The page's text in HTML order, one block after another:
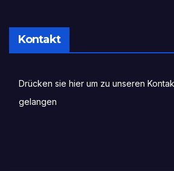
Kontakt
Drücken sie hier um zu unseren
gelangen